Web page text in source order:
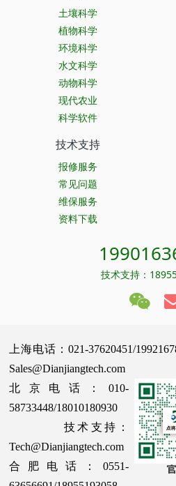
土壤科学
植物科学
环境科学
水文科学
动物科学
现代农业
科学软件
技术支持
报修服务
常见问题
维保服务
资料下载
技术支持：
上海电话：021-37620451/
Sales@Dianjiangtech.com
北京电话：010-
58733448/18010180930
技术支持：
Tech@Dianjiangtech.com
合肥电话：0551-